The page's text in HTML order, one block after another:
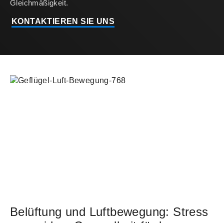
Gleichmäßigkeit.
KONTAKTIEREN SIE UNS
Belüftung und Luftbewegung: Stress